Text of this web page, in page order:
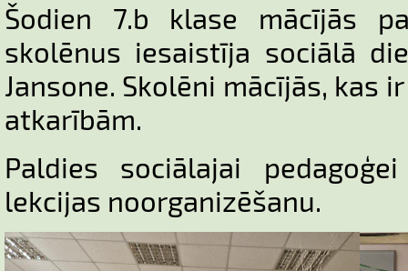
Šodien 7.b klase mācījās
skolēnus iesaistīja sociālā
Jansone. Skolēni mācījās, kas
atkarībām.
Paldies sociālajai
lekcijas noorganizēšanu.